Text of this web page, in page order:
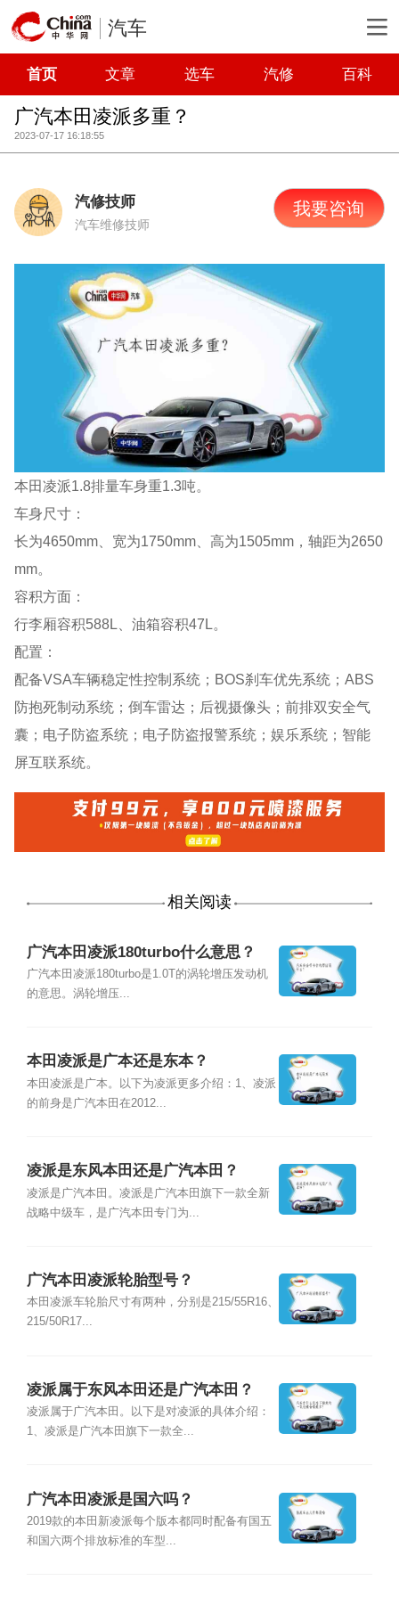
汽车
首页 文章 选车 汽修 百科
广汽本田凌派多重？
2023-07-17 16:18:55
汽修技师
汽车维修技师
我要咨询
本田凌派1.8排量车身重1.3吨。
车身尺寸：
长为4650mm、宽为1750mm、高为1505mm，轴距为2650
mm。
容积方面：
行李厢容积588L、油箱容积47L。
配置：
配备VSA车辆稳定性控制系统；BOS刹车优先系统；ABS
防抱死制动系统；倒车雷达；后视摄像头；前排双安全气
囊；电子防盗系统；电子防盗报警系统；娱乐系统；智能
屏互联系统。
相关阅读
广汽本田凌派180turbo什么意思？
广汽本田凌派180turbo是1.0T的涡轮增压发动机
的意思。涡轮增压...
本田凌派是广本还是东本？
本田凌派是广本。以下为凌派更多介绍：1、凌派
的前身是广汽本田在2012...
凌派是东风本田还是广汽本田？
凌派是广汽本田。凌派是广汽本田旗下一款全新
战略中级车，是广汽本田专门为...
广汽本田凌派轮胎型号？
本田凌派车轮胎尺寸有两种，分别是215/55R16、
215/50R17...
凌派属于东风本田还是广汽本田？
凌派属于广汽本田。以下是对凌派的具体介绍：
1、凌派是广汽本田旗下一款全...
广汽本田凌派是国六吗？
2019款的本田新凌派每个版本都同时配备有国五
和国六两个排放标准的车型...